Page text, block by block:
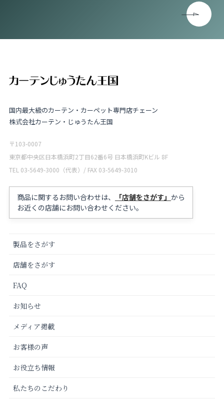
国内最大級のカーテン・カーペット専門店チェーン
株式会社カーテン・じゅうたん王国
〒103-0007
東京都中央区日本橋浜町2丁目62番6号 日本橋浜町Kビル 8F
TEL 03-5649-3000（代表）/ FAX 03-5649-3010
商品に関するお問い合わせは、 「店舗をさがす」 から
お近くの店舗にお問い合わせください。
製品をさがす
店舗をさがす
FAQ
お知らせ
メディア掲載
お客様の声
お役立ち情報
私たちのこだわり